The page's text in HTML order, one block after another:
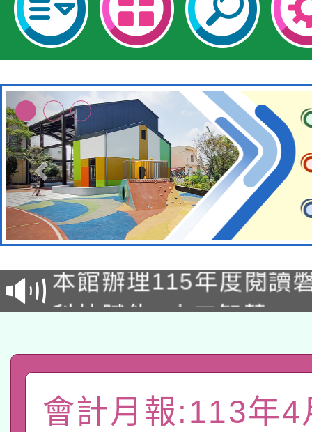
適應運動共學行動站研
本館辦理115年度閱讀
暨閱讀推動專業研習
科技賦能─人工智慧
「數位內容與教學軟體
pilot」
有關大陸委員會函釋公
會計月報:113年4